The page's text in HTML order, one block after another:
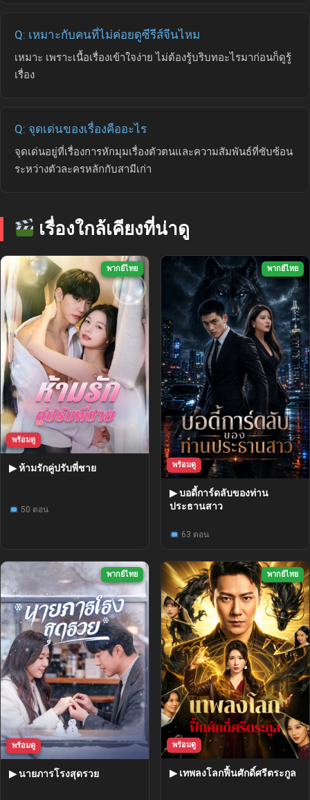
Q: เหมาะกับคนที่ไม่ค่อยดูซีรีส์จีนไหม
เหมาะ เพราะเนื้อเรื่องเข้าใจง่าย ไม่ต้องรู้บริบทอะไรมาก่อนก็ดูรู้
เรื่อง
Q: จุดเด่นของเรื่องคืออะไร
จุดเด่นอยู่ที่เรื่องการหักมุมเรื่องตัวตนและความสัมพันธ์ที่ซับซ้อน
ระหว่างตัวละครหลักกับสามีเก่า
เรื่องใกล้เคียงที่น่าดู
พากย์ไทย
พร้อมดู
▶ ห้ามรักคู่ปรับพี่ชาย
50 ตอน
พากย์ไทย
พร้อมดู
▶ บอดี้การ์ดลับของท่าน
ประธานสาว
63 ตอน
พากย์ไทย
พร้อมดู
▶ นายภารโรงสุดรวย
พากย์ไทย
พร้อมดู
▶ เทพลงโลกฟื้นศักดิ์ศรีตระกูล